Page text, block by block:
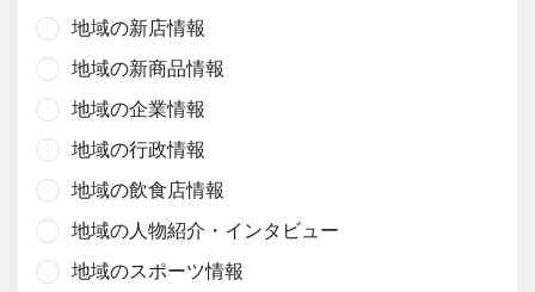
地域の新店情報
地域の新商品情報
地域の企業情報
地域の行政情報
地域の飲食店情報
地域の人物紹介・インタビュー
地域のスポーツ情報